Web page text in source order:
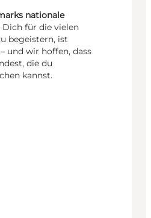
nationale
Dich für die vielen
begeistern, ist
und wir hoffen, dass
die du
kannst.